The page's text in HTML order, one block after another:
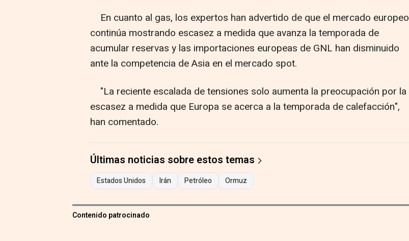
En cuanto al gas, los expertos han advertido de que el mercado europeo
continúa mostrando escasez a medida que avanza la temporada de
acumular reservas y las importaciones europeas de GNL han disminuido
ante la competencia de Asia en el mercado spot.
"La reciente escalada de tensiones solo aumenta la preocupación por la
escasez a medida que Europa se acerca a la temporada de calefacción",
han comentado.
Últimas noticias sobre estos temas
Estados Unidos Irán Petróleo Ormuz
Contenido patrocinado